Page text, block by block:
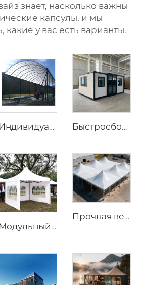
знает, насколько важны
капсулы, и мы
у вас есть варианты.
Индивидуальные крыши для падел-кортов из стали и стекла | Ветрозащитные алюминиевые конструкции с теневыми клапанами для открытых спортивных сооружений Быстросборный prefabрицированный дом длиной 20 футов | Портативное мобильное жилое решение с 3 спальнями
Модульный бескаркасный свадебный шатёр | Премиальный водонепроницаемый ПВХ-шатёр для мероприятий большой вместимости
Прочная ветрозащитная каркасная палатка | Большая уличная тентовая конструкция для надёжной защиты от погодных условий